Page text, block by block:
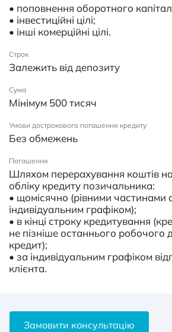
• поповнення оборотного
• інвестиційні цілі;
• інші комерційні цілі.
Строк
Залежить від депозиту
Сума
Мінімум 500 тисяч
Умови дострокового погашення кредиту
Без обмежень
Погашення
Шляхом перерахування коштів
обліку кредиту позичальника:
• щомісячно (рівними частинами
індивідуальним графіком);
• в кінці строку кредитування
не пізніше останнього робочого
кредит);
• за індивідуальним графіком
клієнта.
Замовити консультацію